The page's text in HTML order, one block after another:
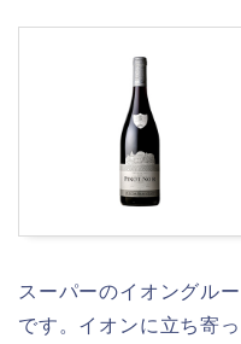
スーパーのイオングル
です。イオンに立ち寄